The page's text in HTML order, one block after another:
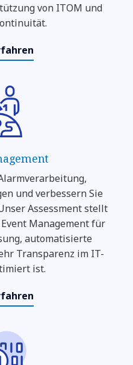
von ITOM und
und verbessern Sie
Assessment stellt
Management für
automatisierte
Transparenz im IT-
ist.